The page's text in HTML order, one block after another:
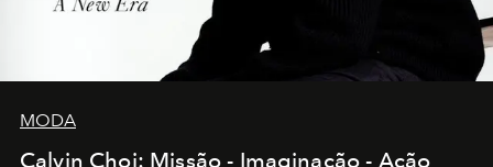
MODA
Calvin Choi: Missão - Imaginação - Ação